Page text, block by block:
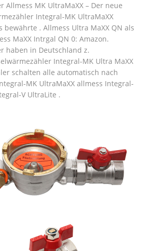
Allmess MK UltraMaXX – Der neue
Integral-MK UltraMaXX
. Allmess Ultra MaXX QN als
MaXX Intrgal QN 0: Amazon.
haben in Deutschland z.
Integral-MK Ultra MaXX
schalten alle automatisch nach
MK UltraMaXX allmess Integral-
V UltraLite .